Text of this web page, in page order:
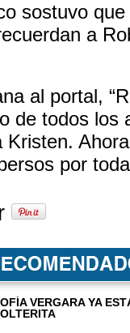
sostuvo
a
al portal,
de todos los
por
VERGARA YA